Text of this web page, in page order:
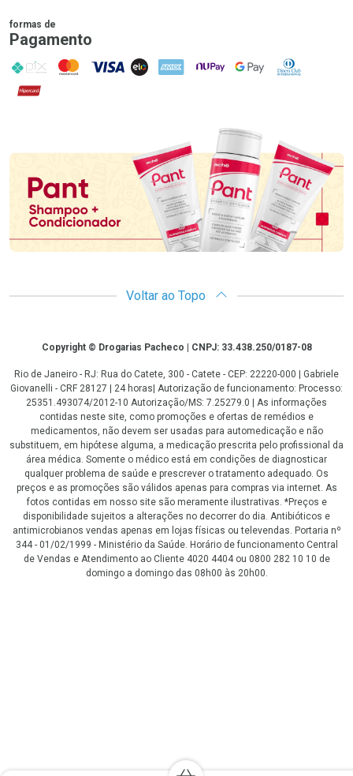
formas de
Pagamento
PIX MasterCard
VISA ELO AMEX NuPay Google PayDiners Club
Hipercard
Promoção em Destaque
Voltar ao Topo
CopyrightCopyright © Drogarias Pacheco | CNPJ: 33.438.250/0187-08
Rio de Janeiro - RJ: Rua do Catete, 300 - Catete - CEP: 22220-000 | Gabriele
Giovanelli - CRF 28127 | 24 horas| Autorização de funcionamento: Processo:
25351.493074/2012-10 Autorização/MS: 7.25279.0 | As informações
contidas neste site, como promoções e ofertas de remédios e
medicamentos, não devem ser usadas para automedicação e não
substituem, em hipótese alguma, a medicação prescrita pelo profissional da
área médica. Somente o médico está em condições de diagnosticar
qualquer problema de saúde e prescrever o tratamento adequado. Os
preços e as promoções são válidos apenas para compras via internet. As
fotos contidas em nosso site são meramente ilustrativas. *Preços e
disponibilidade sujeitos a alterações no decorrer do dia. Antibióticos e
antimicrobianos vendas apenas em lojas físicas ou televendas. Portaria nº
344 - 01/02/1999 - Ministério da Saúde. Horário de funcionamento Central
de Vendas e Atendimento ao Cliente 4020 4404 ou 0800 282 10 10 de
domingo a domingo das 08h00 às 20h00.